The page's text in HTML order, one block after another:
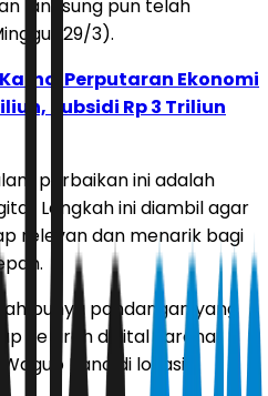
langsung pun telah
(29/3).
Perputaran Ekonomi
Subsidi Rp 3 Triliun
perbaikan ini adalah
Langkah ini diambil agar
relevan dan menarik bagi
punya pandangan yang
ke arah digital karena
Rano di lokasi.